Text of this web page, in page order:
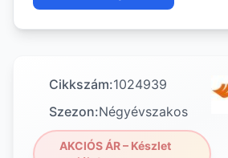
Cikkszám:1024939
Szezon:Négyévszakos
AKCIÓS ÁR – Készlet